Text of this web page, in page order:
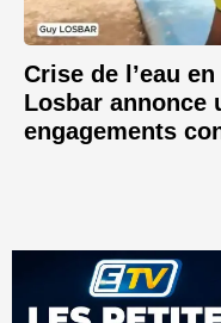
Crise de l’eau
Losbar annonce
engagements